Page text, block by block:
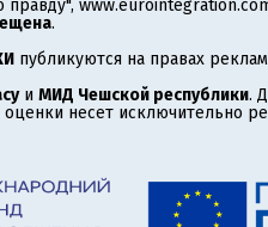
.
публикуются на правах
и МИД Чешской республики.
несет исключительно